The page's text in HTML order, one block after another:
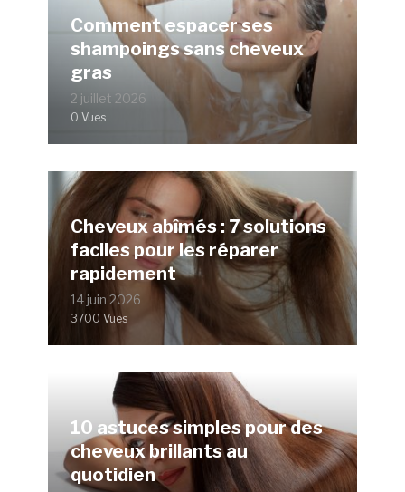
Comment espacer ses
shampoings sans cheveux
gras
2 juillet 2026
0 Vues
Cheveux abîmés : 7 solutions
faciles pour les réparer
rapidement
14 juin 2026
3700 Vues
10 astuces simples pour des
cheveux brillants au
quotidien